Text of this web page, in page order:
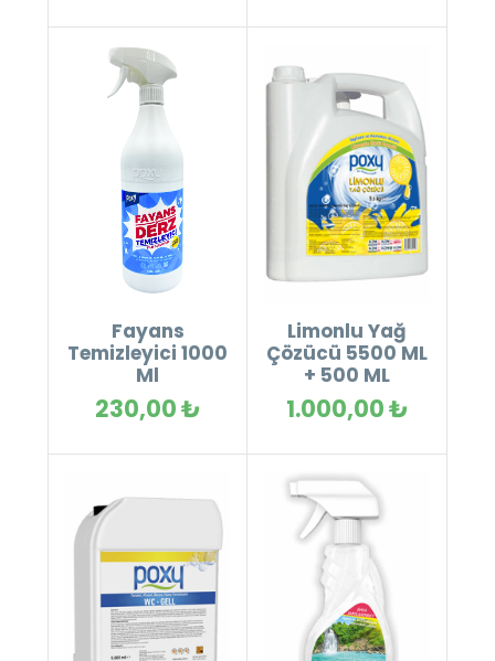
Fayans
Temizleyici 1000
Ml
230,00 ₺
Limonlu Yağ
Çözücü 5500 ML
+ 500 ML
1.000,00 ₺